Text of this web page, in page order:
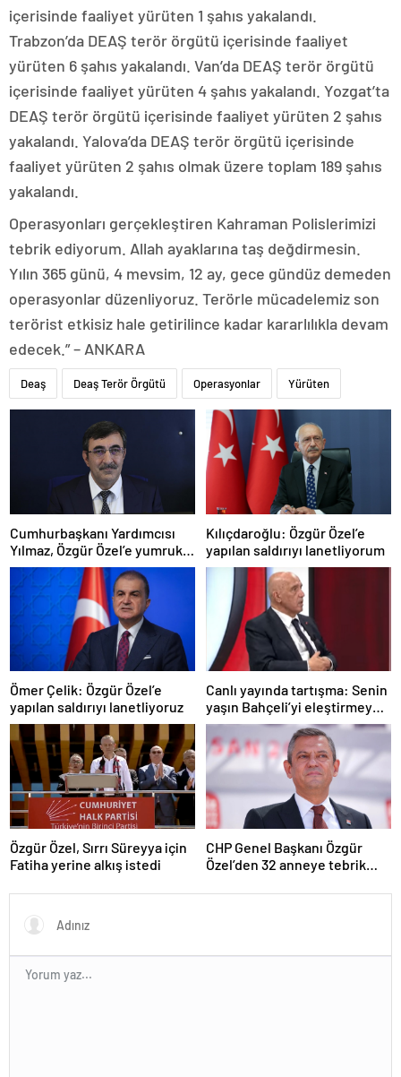
içerisinde faaliyet yürüten 1 şahıs yakalandı.
Trabzon’da DEAŞ terör örgütü içerisinde faaliyet
yürüten 6 şahıs yakalandı. Van’da DEAŞ terör örgütü
içerisinde faaliyet yürüten 4 şahıs yakalandı. Yozgat’ta
DEAŞ terör örgütü içerisinde faaliyet yürüten 2 şahıs
yakalandı. Yalova’da DEAŞ terör örgütü içerisinde
faaliyet yürüten 2 şahıs olmak üzere toplam 189 şahıs
yakalandı.
Operasyonları gerçekleştiren Kahraman Polislerimizi
tebrik ediyorum. Allah ayaklarına taş değdirmesin.
Yılın 365 günü, 4 mevsim, 12 ay, gece gündüz demeden
operasyonlar düzenliyoruz. Terörle mücadelemiz son
terörist etkisiz hale getirilince kadar kararlılıkla devam
edecek.” – ANKARA
Deaş Deaş Terör Örgütü Operasyonlar Yürüten
Cumhurbaşkanı Yardımcısı
Yılmaz, Özgür Özel’e yumruklu
saldırıyı kınadı
Kılıçdaroğlu: Özgür Özel’e
yapılan saldırıyı lanetliyorum
Ömer Çelik: Özgür Özel’e
yapılan saldırıyı lanetliyoruz
Canlı yayında tartışma: Senin
yaşın Bahçeli’yi eleştirmeye
yetmez
Özgür Özel, Sırrı Süreyya için
Fatiha yerine alkış istedi
CHP Genel Başkanı Özgür
Özel’den 32 anneye tebrik